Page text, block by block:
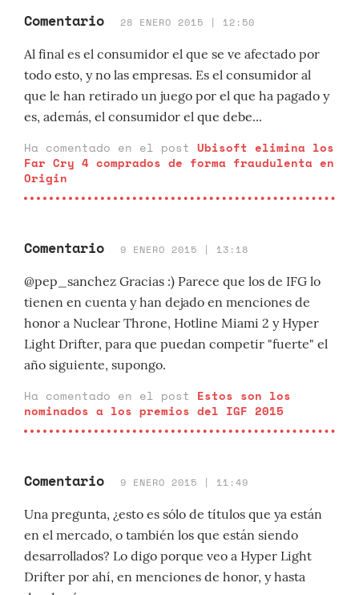
Comentario 28 ENERO 2015 | 12:50
Al final es el consumidor el que se ve afectado por
todo esto, y no las empresas. Es el consumidor al
que le han retirado un juego por el que ha pagado y
es, además, el consumidor el que debe...
Ha comentado en el post Ubisoft elimina los
Far Cry 4 comprados de forma fraudulenta en
Origin
Comentario 9 ENERO 2015 | 13:18
@pep_sanchez Gracias :) Parece que los de IFG lo
tienen en cuenta y han dejado en menciones de
honor a Nuclear Throne, Hotline Miami 2 y Hyper
Light Drifter, para que puedan competir "fuerte" el
año siguiente, supongo.
Ha comentado en el post Estos son los
nominados a los premios del IGF 2015
Comentario 9 ENERO 2015 | 11:49
Una pregunta, ¿esto es sólo de títulos que ya están
en el mercado, o también los que están siendo
desarrollados? Lo digo porque veo a Hyper Light
Drifter por ahí, en menciones de honor, y hasta